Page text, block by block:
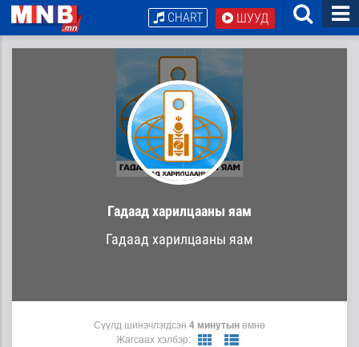
ШУУД
CHART
Гадаад харилцааны яам
Гадаад харилцааны яам
Сүүлд шинэчлэгдсэн 4 минутынөмнө
Жагсаах хэлбэр: